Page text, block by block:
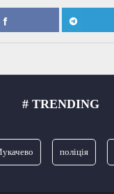
# TRENDING
поліція